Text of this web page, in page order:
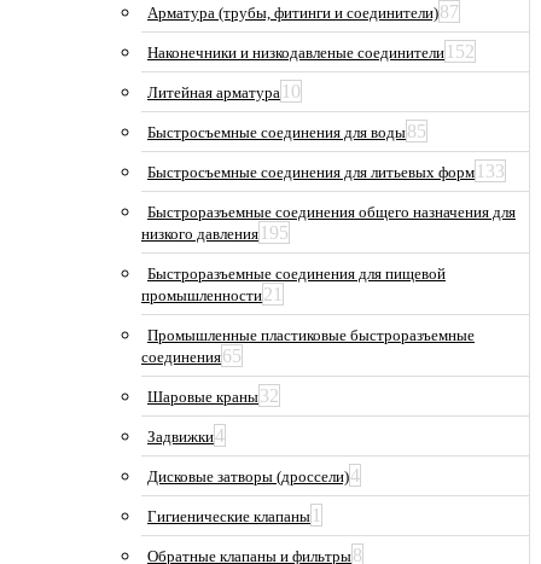
Арматура (трубы, фитинги и соединители)87
Наконечники и низкодавленые соединители 152
Литейная арматура 10
Быстросъемные соединения для воды85
Быстросъемные соединения для литьевых форм 133
Быстроразъемные соединения общего назначения для
низкого давления 195
Быстроразъемные соединения для пищевой
промышленности21
Промышленные пластиковые быстроразъемные
соединения65
Шаровые краны32
Задвижки4
Дисковые затворы (дроссели)4
Гигиенические клапаны 1
Обратные клапаны и фильтры8